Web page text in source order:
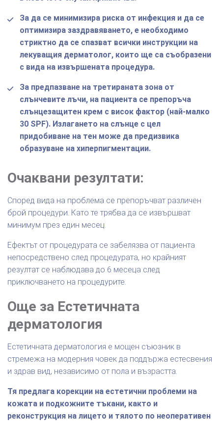
За да се минимизира риска от инфекция и да се
оптимизира заздравяването, е необходимо
стриктно да се спазват всички инструкции на
лекуващия дерматолог, които ще са съобразени
с вида на извършената процедура.
За предпазване на третираната зона от
слънчевите лъчи, на пациента се препоръча
слънцезащитен крем с висок фактор (най-малко
30 SРF). Излагането на слънце с цел
придобиване на тен може да предизвика
образуване на хиперпигментации.
Очаквани резултати:
Според вида на проблема се препоръчват различен
брой процедури. Като те трябва да се извършват
минимум през един месец.
Ефектът от процедурата се забелязва от пациента
непосредствено след процедурата, но крайният
резултат се наблюдава до 6 месеца след
приключването на процедурите.
Още за Естетичната
дерматология
Естетичната дерматология е мощен съюзник в
стремежа на модерния човек да поддържа естесвения
и здрав вид, независимо от пола и възрастта.
Тя предлага корекции на естетични проблеми на
кожата и подкожните тъкани, както и
реконструкция на лицето и тялото по неоперативен